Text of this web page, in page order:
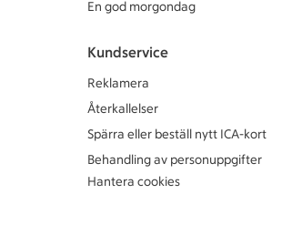
En god morgondag
Kundservice
Reklamera
Återkallelser
Spärra eller beställ nytt ICA-kort
Behandling av personuppgifter
Hantera cookies